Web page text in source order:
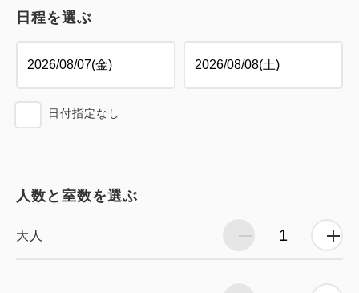
日程を選ぶ
日付指定なし
人数と室数を選ぶ
大人